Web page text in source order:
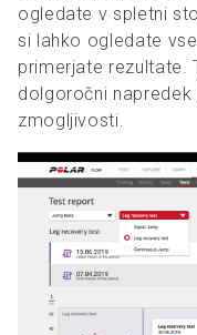
ogledate v spletni
si lahko ogledate
primerjate rezultate.
dolgoročni
zmogljivosti.